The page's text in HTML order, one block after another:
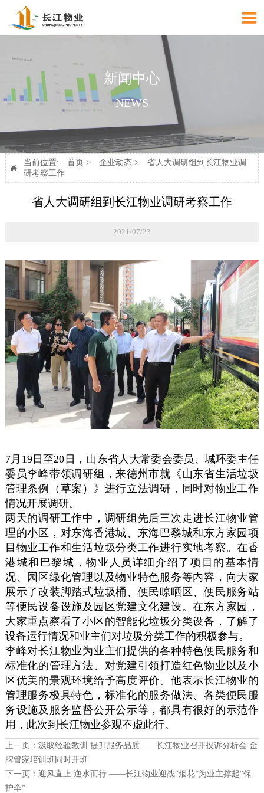

新闻中心
NEWS

当前位置: 首页 > 企业动态>
省人大调研组到长江物业调
研考察工作
省人大调研组到长江物业调研考察工作
2021/07/23
7月19日至20日，山东省人大常委会委员、城环委主任
委员李峰带领调研组，来德州市就《山东省生活垃圾
管理条例（草案）》进行立法调研，同时对物业工作
情况开展调研。
两天的调研工作中，调研组先后三次走进长江物业管
理的小区，对东海香港城、东海巴黎城和东方家园项
目物业工作和生活垃圾分类工作进行实地考察。在香
港城和巴黎城，物业人员详细介绍了项目的基本情
况、园区绿化管理以及物业特色服务等内容，向大家
展示了改装脚踏式垃圾桶、便民晾晒区、便民服务站
等便民设备设施及园区党建文化建设。在东方家园，
大家重点察看了小区的智能化垃圾分类设备，了解了
设备运行情况和业主们对垃圾分类工作的积极参与。
李峰对长江物业为业主们提供的各种特色便民服务和
标准化的管理方法、对党建引领打造红色物业以及小
区优美的景观环境给予高度评价。他表示长江物业的
管理服务极具特色，标准化的服务做法、各类便民服
务设施及服务监督公开公示等，都具有很好的示范作
用，此次到长江物业参观不虚此行。
上一页： 汲取经验教训 提升服务品质——长江物业召开投诉分析会 金
牌管家培训班同时开班
下一页： 迎风直上 逆水而行 ——长江物业迎战“烟花”为业主撑起“保
护伞”